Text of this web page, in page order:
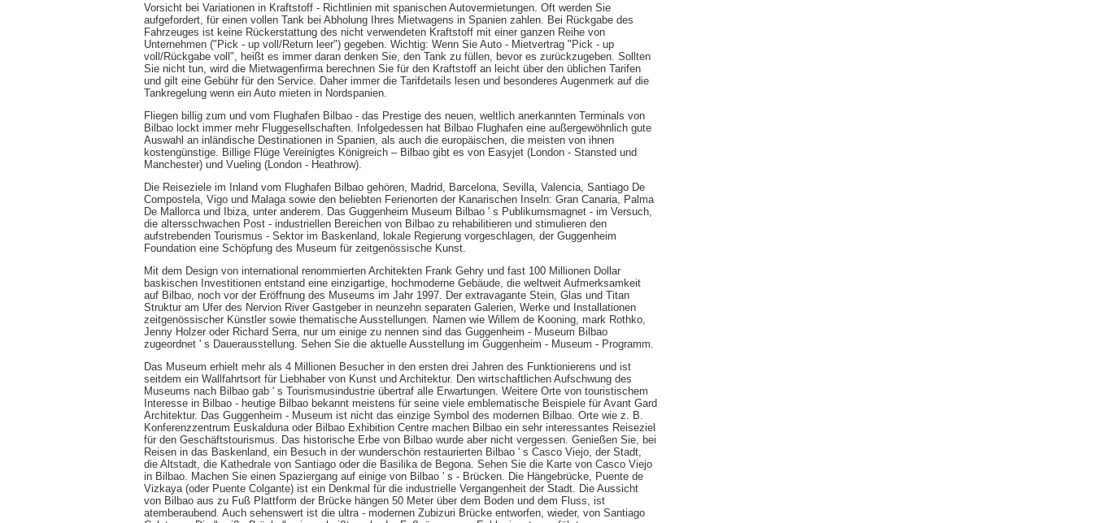
Vorsicht bei Variationen in Kraftstoff - Richtlinien mit spanischen Autovermietungen. Oft werden Sie
aufgefordert, für einen vollen Tank bei Abholung Ihres Mietwagens in Spanien zahlen. Bei Rückgabe des
Fahrzeuges ist keine Rückerstattung des nicht verwendeten Kraftstoff mit einer ganzen Reihe von
Unternehmen ("Pick - up voll/Return leer") gegeben. Wichtig: Wenn Sie Auto - Mietvertrag "Pick - up
voll/Rückgabe voll", heißt es immer daran denken Sie, den Tank zu füllen, bevor es zurückzugeben. Sollten
Sie nicht tun, wird die Mietwagenfirma berechnen Sie für den Kraftstoff an leicht über den üblichen Tarifen
und gilt eine Gebühr für den Service. Daher immer die Tarifdetails lesen und besonderes Augenmerk auf die
Tankregelung wenn ein Auto mieten in Nordspanien.
Fliegen billig zum und vom Flughafen Bilbao - das Prestige des neuen, weltlich anerkannten Terminals von
Bilbao lockt immer mehr Fluggesellschaften. Infolgedessen hat Bilbao Flughafen eine außergewöhnlich gute
Auswahl an inländische Destinationen in Spanien, als auch die europäischen, die meisten von ihnen
kostengünstige. Billige Flüge Vereinigtes Königreich – Bilbao gibt es von Easyjet (London - Stansted und
Manchester) und Vueling (London - Heathrow).
Die Reiseziele im Inland vom Flughafen Bilbao gehören, Madrid, Barcelona, Sevilla, Valencia, Santiago De
Compostela, Vigo und Malaga sowie den beliebten Ferienorten der Kanarischen Inseln: Gran Canaria, Palma
De Mallorca und Ibiza, unter anderem. Das Guggenheim Museum Bilbao ' s Publikumsmagnet - im Versuch,
die altersschwachen Post - industriellen Bereichen von Bilbao zu rehabilitieren und stimulieren den
aufstrebenden Tourismus - Sektor im Baskenland, lokale Regierung vorgeschlagen, der Guggenheim
Foundation eine Schöpfung des Museum für zeitgenössische Kunst.
Mit dem Design von international renommierten Architekten Frank Gehry und fast 100 Millionen Dollar
baskischen Investitionen entstand eine einzigartige, hochmoderne Gebäude, die weltweit Aufmerksamkeit
auf Bilbao, noch vor der Eröffnung des Museums im Jahr 1997. Der extravagante Stein, Glas und Titan
Struktur am Ufer des Nervion River Gastgeber in neunzehn separaten Galerien, Werke und Installationen
zeitgenössischer Künstler sowie thematische Ausstellungen. Namen wie Willem de Kooning, mark Rothko,
Jenny Holzer oder Richard Serra, nur um einige zu nennen sind das Guggenheim - Museum Bilbao
zugeordnet ' s Dauerausstellung. Sehen Sie die aktuelle Ausstellung im Guggenheim - Museum - Programm.
Das Museum erhielt mehr als 4 Millionen Besucher in den ersten drei Jahren des Funktionierens und ist
seitdem ein Wallfahrtsort für Liebhaber von Kunst und Architektur. Den wirtschaftlichen Aufschwung des
Museums nach Bilbao gab ' s Tourismusindustrie übertraf alle Erwartungen. Weitere Orte von touristischem
Interesse in Bilbao - heutige Bilbao bekannt meistens für seine viele emblematische Beispiele für Avant Gard
Architektur. Das Guggenheim - Museum ist nicht das einzige Symbol des modernen Bilbao. Orte wie z. B.
Konferenzzentrum Euskalduna oder Bilbao Exhibition Centre machen Bilbao ein sehr interessantes Reiseziel
für den Geschäftstourismus. Das historische Erbe von Bilbao wurde aber nicht vergessen. Genießen Sie, bei
Reisen in das Baskenland, ein Besuch in der wunderschön restaurierten Bilbao ' s Casco Viejo, der Stadt,
die Altstadt, die Kathedrale von Santiago oder die Basilika de Begona. Sehen Sie die Karte von Casco Viejo
in Bilbao. Machen Sie einen Spaziergang auf einige von Bilbao ' s - Brücken. Die Hängebrücke, Puente de
Vizkaya (oder Puente Colgante) ist ein Denkmal für die industrielle Vergangenheit der Stadt. Die Aussicht
von Bilbao aus zu Fuß Plattform der Brücke hängen 50 Meter über dem Boden und dem Fluss, ist
atemberaubend. Auch sehenswert ist die ultra - modernen Zubizuri Brücke entworfen, wieder, von Santiago